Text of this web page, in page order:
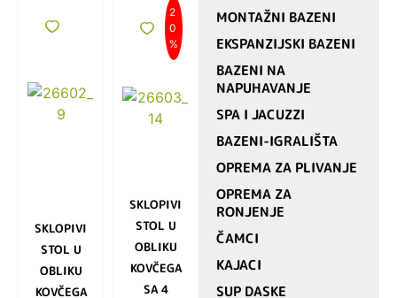
MONTAŽNI BAZENI
EKSPANZIJSKI BAZENI
BAZENI NA
NAPUHAVANJE
SPA I JACUZZI
BAZENI-IGRALIŠTA
OPREMA ZA PLIVANJE
OPREMA ZA
RONJENJE
ČAMCI
KAJACI
SUP DASKE
SKLOPIVI
STOL U
OBLIKU
KOVČEGA
2
0
%
SKLOPIVI
STOL U
OBLIKU
KOVČEGA
SA 4